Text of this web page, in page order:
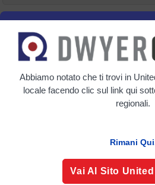
VediTimer industriale LCD 1/
tempo programmabili
PTC-1A
Abbiamo notato che ti trovi in
locale facendo clic sul link qui
regionali.
Rimani
Vai Al Sito